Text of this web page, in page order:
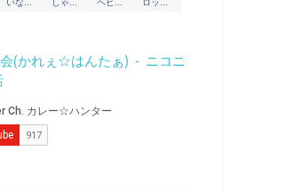
(かれぇ☆はんたぁ) - ニコニ